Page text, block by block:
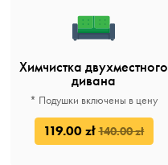
Химчистка двухместного
дивана
* Подушки включены в цену
119.00 zł 140.00 zł